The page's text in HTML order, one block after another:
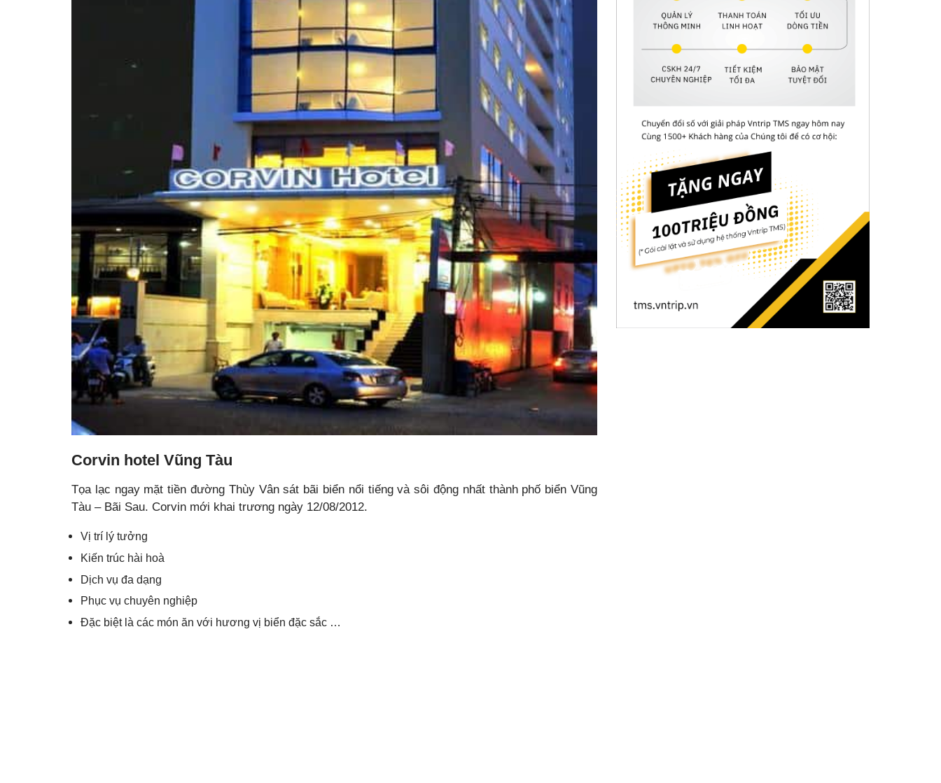
Corvin hotel Vũng Tàu
Tọa lạc ngay mặt tiền đường Thùy Vân sát bãi biển nổi tiếng và sôi động nhất thành phố biển Vũng
Tàu – Bãi Sau. Corvin mới khai trương ngày 12/08/2012.
Vị trí lý tưởng
Kiến trúc hài hoà
Dịch vụ đa dạng
Phục vụ chuyên nghiệp
Đặc biệt là các món ăn với hương vị biển đặc sắc …